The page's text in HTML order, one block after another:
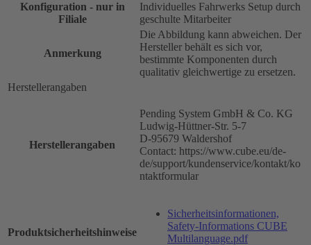
Konfiguration - nur in
Filiale
Individuelles Fahrwerks Setup durch
geschulte Mitarbeiter
Anmerkung
Die Abbildung kann abweichen. Der
Hersteller behält es sich vor,
bestimmte Komponenten durch
qualitativ gleichwertige zu ersetzen.
Herstellerangaben
Herstellerangaben
Pending System GmbH & Co. KG
Ludwig-Hüttner-Str. 5-7
D-95679 Waldershof
Contact: https://www.cube.eu/de-
de/support/kundenservice/kontakt/ko
ntaktformular
Produktsicherheitshinweise
Sicherheitsinformationen,
Safety-Informations CUBE
Multilanguage.pdf